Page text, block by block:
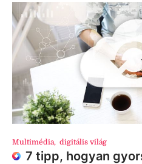
Multimédia, digitális világ
7 tipp, hogyan